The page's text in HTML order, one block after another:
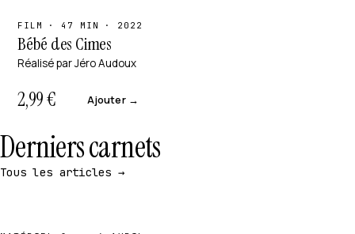
FILM · 47 MIN · 2022
Bébé des Cimes
Réalisé par Jéro Audoux
2,99€ Ajouter →
Derniers carnets
Tous les articles →